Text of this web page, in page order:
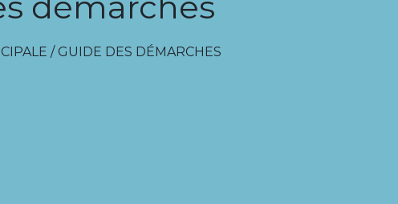
/ GUIDE DES DÉMARCHES